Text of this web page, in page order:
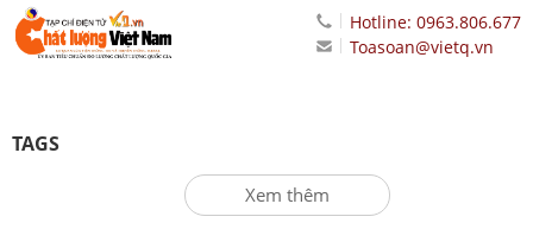
Hotline: 0963.806.677
Toasoan@vietq.vn
TAGS
Xem thêm